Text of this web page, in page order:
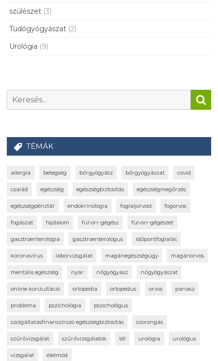
szülészet (3)
Tüdőgyógyászat (2)
Urológia (9)
TÉMÁK
allergia betegség bőrgyógyász bőrgyógyászat covid
család egészség egészségbiztosítás egészségmegőrzés
egészségpénztár endokrinológia foglaljorvost fogorvos
fogászat fájdalom fül-orr-gégész fül-orr-gégészet
gasztroenterológia gasztroenterológus időpontfoglalás
koronavírus laborvizsgálat magánegészségügy magánorvos
mentális egészség nyár nőgyógyász nőgyógyászat
online konzultáció ortopédia ortopédus orvos panasz
probléma pszichológia pszichológus
szolgáltatásfinanszírozó egészségbiztosítás szorongás
szűrővizsgálat szűrővizsgálatok tél urológia urológus
vizsgálat életmód